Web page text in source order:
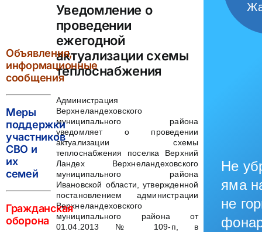
Уведомление о
проведении
ежегодной
актуализации схемы
теплоснабжения
Администрация
Верхнеландеховского
муниципального района
уведомляет о проведении
актуализации схемы
теплоснабжения поселка Верхний
Ландех Верхнеландеховского
муниципального района
Ивановской области, утвержденной
постановлением администрации
Верхнеландеховского
муниципального района от
01.04.2013 № 109-п, в
Объявления,
информационные
сообщения
Меры
поддержки
участников
СВО и
их
семей
Гражданская
оборона
Не
яма
не